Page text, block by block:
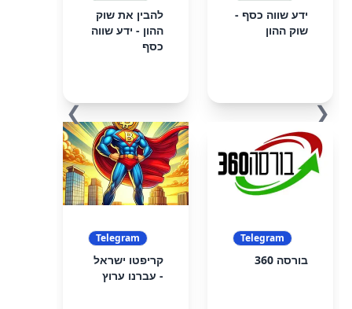
❮
ידע שווה כסף -
שוק ההון
להבין את שוק
ההון - ידע שווה
כסף
Telegram
בורסה 360
Telegram
קריפטו ישראל
- עברנו ערוץ
❯